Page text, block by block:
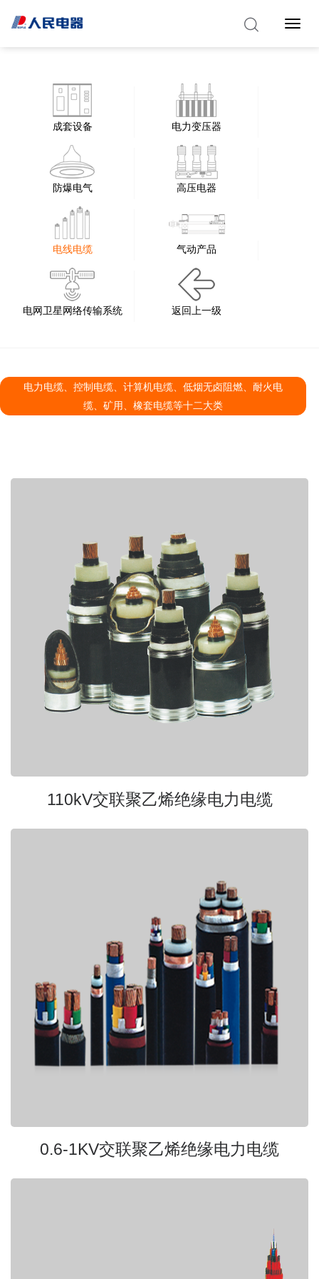
Toggle
成套设备 电力变压器
防爆电气 高压电器
电线电缆 气动产品
电网卫星网络传输系统 返回上一级
电力电缆、控制电缆、计算机电缆、低烟无卤阻燃、耐火电
缆、矿用、橡套电缆等十二大类
110kV交联聚乙烯绝缘电力电缆
0.6-1KV交联聚乙烯绝缘电力电缆